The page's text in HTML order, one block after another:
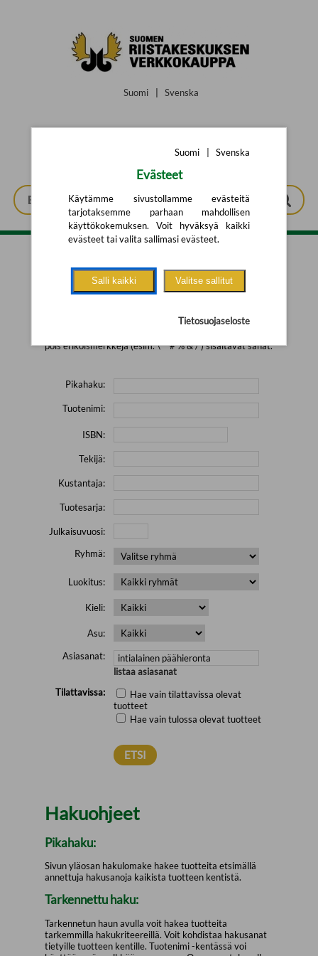
Suomi Svenska
Tarkennettu haku
pois erikoismerkkejä (esim. \' " # % & / ) sisältävät sanat.
Pikahaku:
Tuotenimi:
ISBN:
Tekijä:
Kustantaja:
Tuotesarja:
Julkaisuvuosi:
Ryhmä:
Luokitus:
Kieli:
Asu:
Asiasanat:
listaa asiasanat
Tilattavissa:
Hae vain tilattavissa olevat
tuotteet
Hae vain tulossa olevat tuotteet
Hakuohjeet
Pikahaku:
Sivun yläosan hakulomake hakee tuotteita etsimällä
annettuja hakusanoja kaikista tuotteen kentistä.
Tarkennettu haku:
Tarkennetun haun avulla voit hakea tuotteita
tarkemmilla hakukriteereillä. Voit kohdistaa hakusanat
tietyille tuotteen kentille. Tuotenimi -kentässä voi
Suomi Svenska
Evästeet
Käytämme sivustollamme evästeitä
tarjotaksemme parhaan mahdollisen
käyttökokemuksen. Voit hyväksyä kaikki
evästeet tai valita sallimasi evästeet.
Salli kaikki Valitse sallitut
Tietosuojaseloste